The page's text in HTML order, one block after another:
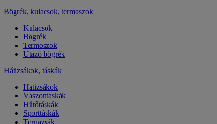
Bögrék, kulacsok, termoszok
Kulacsok
Bögrék
Termoszok
Utazó bögrék
Hátizsákok, táskák
Hátizsákok
Vászontáskák
Hűtőtáskák
Sporttáskák
Tornazsák